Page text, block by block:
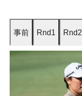
事前 Rnd1 Rnd2